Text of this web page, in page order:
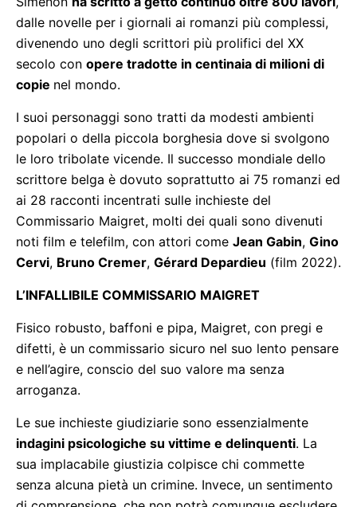
dalle novelle per i giornali ai romanzi più complessi,
divenendo uno degli scrittori più prolifici del XX
secolo con opere tradotte in centinaia di milioni di
copie nel mondo.
I suoi personaggi sono tratti da modesti ambienti
popolari o della piccola borghesia dove si svolgono
le loro tribolate vicende. Il successo mondiale dello
scrittore belga è dovuto soprattutto ai 75 romanzi ed
ai 28 racconti incentrati sulle inchieste del
Commissario Maigret, molti dei quali sono divenuti
noti film e telefilm, con attori come Jean Gabin, Gino
Cervi, Bruno Cremer, Gérard Depardieu (film 2022).
L’INFALLIBILE COMMISSARIO MAIGRET
Fisico robusto, baffoni e pipa, Maigret, con pregi e
difetti, è un commissario sicuro nel suo lento pensare
e nell’agire, conscio del suo valore ma senza
arroganza.
Le sue inchieste giudiziarie sono essenzialmente
indagini psicologiche su vittime e delinquenti. La
sua implacabile giustizia colpisce chi commette
senza alcuna pietà un crimine. Invece, un sentimento